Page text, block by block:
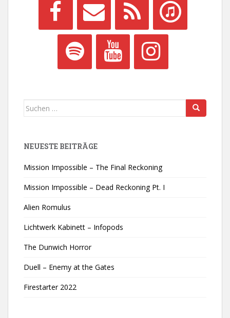
Suchen
NEUESTE BEITRÄGE
Mission Impossible – The Final Reckoning
Mission Impossible – Dead Reckoning Pt. I
Alien Romulus
Lichtwerk Kabinett – Infopods
The Dunwich Horror
Duell – Enemy at the Gates
Firestarter 2022